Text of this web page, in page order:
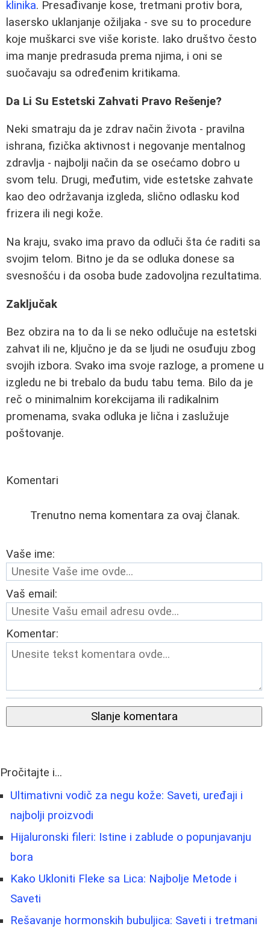
klinika. Presađivanje kose, tretmani protiv bora,
lasersko uklanjanje ožiljaka - sve su to procedure
koje muškarci sve više koriste. Iako društvo često
ima manje predrasuda prema njima, i oni se
suočavaju sa određenim kritikama.
Da Li Su Estetski Zahvati Pravo Rešenje?
Neki smatraju da je zdrav način života - pravilna
ishrana, fizička aktivnost i negovanje mentalnog
zdravlja - najbolji način da se osećamo dobro u
svom telu. Drugi, međutim, vide estetske zahvate
kao deo održavanja izgleda, slično odlasku kod
frizera ili negi kože.
Na kraju, svako ima pravo da odluči šta će raditi sa
svojim telom. Bitno je da se odluka donese sa
svesnošću i da osoba bude zadovoljna rezultatima.
Zaključak
Bez obzira na to da li se neko odlučuje na estetski
zahvat ili ne, ključno je da se ljudi ne osuđuju zbog
svojih izbora. Svako ima svoje razloge, a promene u
izgledu ne bi trebalo da budu tabu tema. Bilo da je
reč o minimalnim korekcijama ili radikalnim
promenama, svaka odluka je lična i zaslužuje
poštovanje.
Komentari
Trenutno nema komentara za ovaj članak.
Vaše ime:
Vaš email:
Komentar:
Slanje komentara
Pročitajte i...
Ultimativni vodič za negu kože: Saveti, uređaji i
najbolji proizvodi
Hijaluronski fileri: Istine i zablude o popunjavanju
bora
Kako Ukloniti Fleke sa Lica: Najbolje Metode i
Saveti
Rešavanje hormonskih bubuljica: Saveti i tretmani